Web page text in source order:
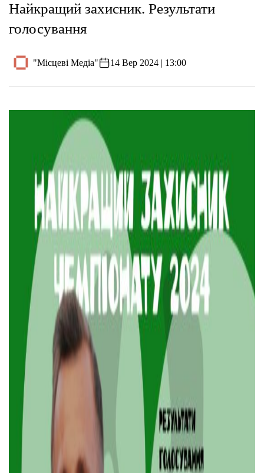
Найкращий захисник. Результати
голосування
"Місцеві Медіа" 14 Вер 2024 | 13:00